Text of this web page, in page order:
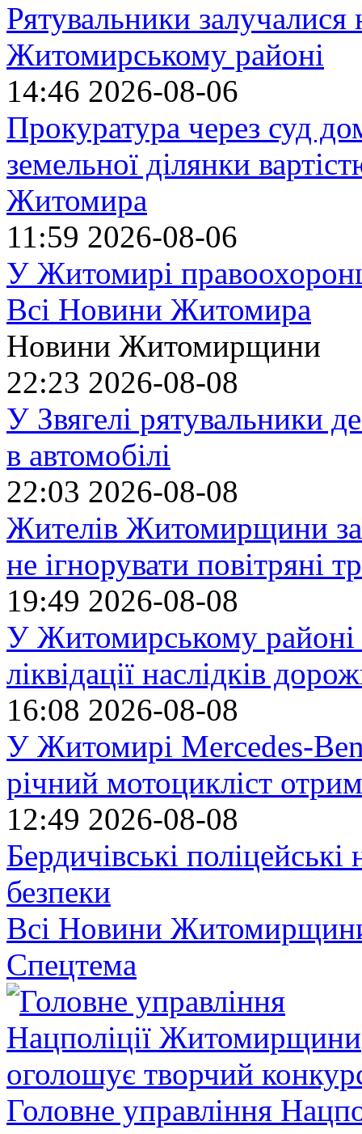
Рятувальники
Житомирському районі
14:46 2026-08-06
Прокуратура через суд
земельної ділянки
Житомира
11:59 2026-08-06
У Житомирі
Всі Новини Житомира
Новини Житомирщини
22:23 2026-08-08
У Звягелі рятувальники
в автомобілі
22:03 2026-08-08
Жителів Житомирщини
не ігнорувати повітряні
19:49 2026-08-08
У Житомирському районі
ліквідації наслідків
16:08 2026-08-08
У Житомирі Mercedes-
річний мотоцикліст
12:49 2026-08-08
Бердичівські
безпеки
Всі Новини
Спецтема
Головне управління